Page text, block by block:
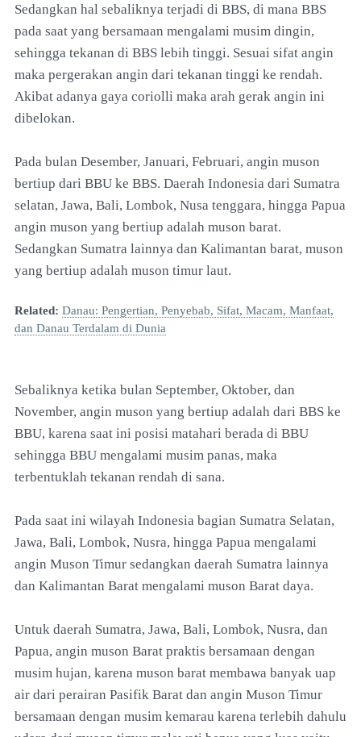
Sedangkan hal sebaliknya terjadi di BBS, di mana BBS
pada saat yang bersamaan mengalami musim dingin,
sehingga tekanan di BBS lebih tinggi. Sesuai sifat angin
maka pergerakan angin dari tekanan tinggi ke rendah.
Akibat adanya gaya coriolli maka arah gerak angin ini
dibelokan.
Pada bulan Desember, Januari, Februari, angin muson
bertiup dari BBU ke BBS. Daerah Indonesia dari Sumatra
selatan, Jawa, Bali, Lombok, Nusa tenggara, hingga Papua
angin muson yang bertiup adalah muson barat.
Sedangkan Sumatra lainnya dan Kalimantan barat, muson
yang bertiup adalah muson timur laut.
Related: Danau: Pengertian, Penyebab, Sifat, Macam, Manfaat,
dan Danau Terdalam di Dunia
Sebaliknya ketika bulan September, Oktober, dan
November, angin muson yang bertiup adalah dari BBS ke
BBU, karena saat ini posisi matahari berada di BBU
sehingga BBU mengalami musim panas, maka
terbentuklah tekanan rendah di sana.
Pada saat ini wilayah Indonesia bagian Sumatra Selatan,
Jawa, Bali, Lombok, Nusra, hingga Papua mengalami
angin Muson Timur sedangkan daerah Sumatra lainnya
dan Kalimantan Barat mengalami muson Barat daya.
Untuk daerah Sumatra, Jawa, Bali, Lombok, Nusra, dan
Papua, angin muson Barat praktis bersamaan dengan
musim hujan, karena muson barat membawa banyak uap
air dari perairan Pasifik Barat dan angin Muson Timur
bersamaan dengan musim kemarau karena terlebih dahulu